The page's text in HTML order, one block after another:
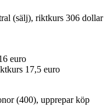
(sälj), riktkurs 306 dollar
euro
17,5 euro
(400), upprepar köp